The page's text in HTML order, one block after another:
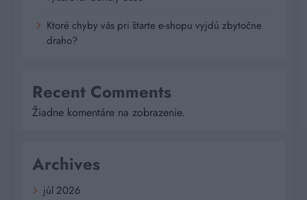
Ktoré chyby vás pri štarte e-shopu vyjdú zbytočne
draho?
Recent Comments
Žiadne komentáre na zobrazenie.
Archives
júl 2026